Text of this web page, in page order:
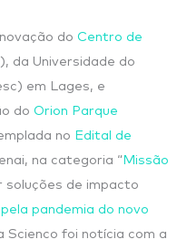
do Centro de
da Universidade do
em Lages, e
do Orion Parque
no Edital de
na categoria “Missão
soluções de impacto
pandemia do novo
Scienco foi notícia com a